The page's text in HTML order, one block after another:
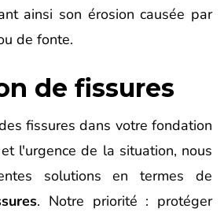
ainsi son érosion causée par
de fonte.
de fissures
fissures dans votre fondation
l'urgence de la situation, nous
solutions en termes de
. Notre priorité : protéger